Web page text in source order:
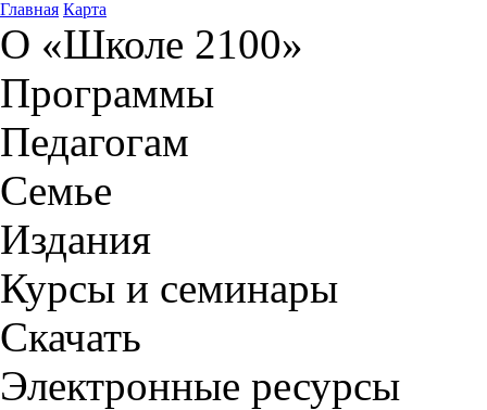
Главная Карта
О «Школе 2100»
Программы
Педагогам
Семье
Издания
Курсы и семинары
Скачать
Электронные ресурсы